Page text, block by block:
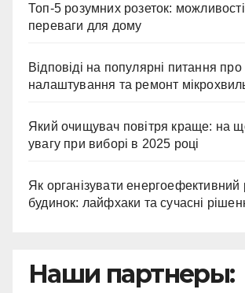
Топ-5 розумних розеток:
переваги для дому
Відповіді на популярні питання про
налаштування та ремонт
Який очищувач повітря краще: на
увагу при виборі в 2025 році
Як організувати енергоефективний
будинок: лайфхаки та сучасні
Наши партнеры: